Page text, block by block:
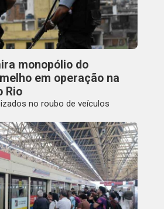
monopólio do
em operação na
Rio
no roubo de veículos